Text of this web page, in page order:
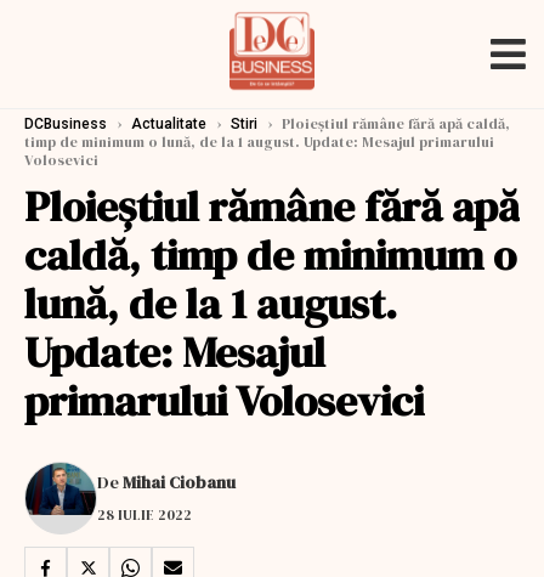
DCBusiness › Actualitate › Stiri › Ploieştiul rămâne fără apă caldă,
timp de minimum o lună, de la 1 august. Update: Mesajul primarului
Volosevici
Ploieştiul rămâne fără apă
caldă, timp de minimum o
lună, de la 1 august.
Update: Mesajul
primarului Volosevici
DeMihai Ciobanu
28 IULIE 2022